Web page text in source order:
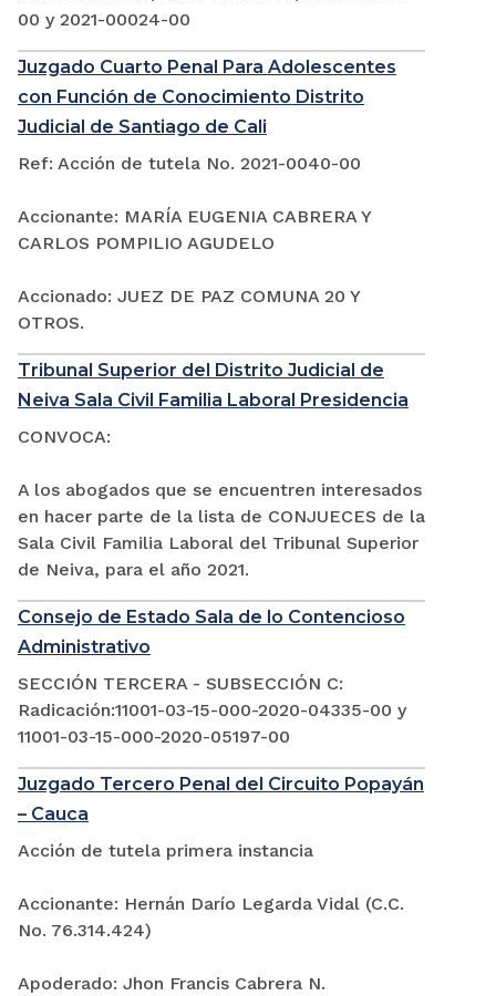
00 y 2021-00024-00
Juzgado Cuarto Penal Para Adolescentes
con Función de Conocimiento Distrito
Judicial de Santiago de Cali
Ref: Acción de tutela No. 2021-0040-00
Accionante: MARÍA EUGENIA CABRERA Y
CARLOS POMPILIO AGUDELO
Accionado: JUEZ DE PAZ COMUNA 20 Y
OTROS.
Tribunal Superior del Distrito Judicial de
Neiva Sala Civil Familia Laboral Presidencia
CONVOCA:
A los abogados que se encuentren interesados
en hacer parte de la lista de CONJUECES de la
Sala Civil Familia Laboral del Tribunal Superior
de Neiva, para el año 2021.
Consejo de Estado Sala de lo Contencioso
Administrativo
SECCIÓN TERCERA - SUBSECCIÓN C:
Radicación:11001-03-15-000-2020-04335-00 y
11001-03-15-000-2020-05197-00
Juzgado Tercero Penal del Circuito Popayán
– Cauca
Acción de tutela primera instancia
Accionante: Hernán Darío Legarda Vidal (C.C.
No. 76.314.424)
Apoderado: Jhon Francis Cabrera N.